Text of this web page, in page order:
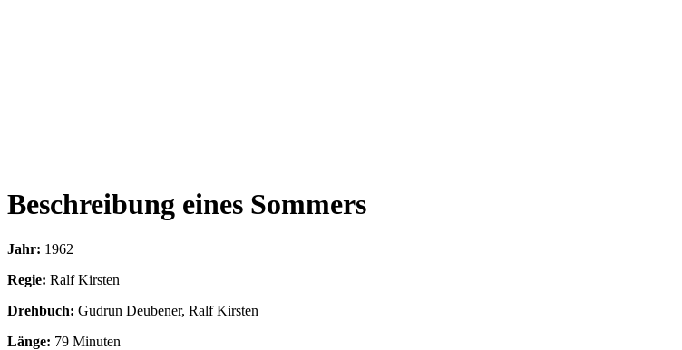
Beschreibung eines Sommers
Jahr: 1962
Regie: Ralf Kirsten
Drehbuch: Gudrun Deubener, Ralf Kirsten
Länge: 79 Minuten